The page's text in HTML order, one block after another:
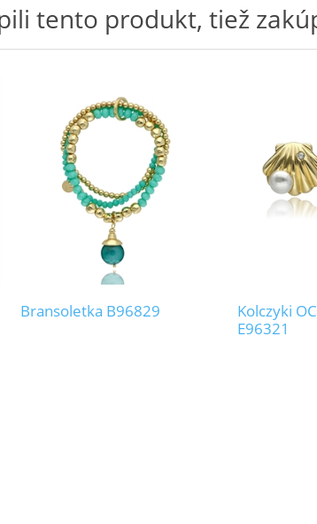
tento produkt, tiež
Bransoletka B96829
Kolczyki
E96321